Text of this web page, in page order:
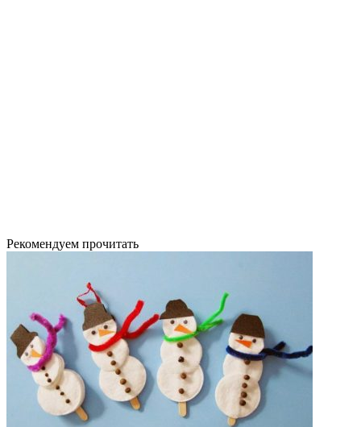
Рекомендуем прочитать